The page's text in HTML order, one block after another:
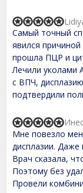
u
t
f
5
R
a
t
e
d
5
,
0
o
t
o
f
5
Самый точный
явился
прошла ПЦР и
Лечили уколами
с ВПЧ,
подтвердили
R
a
t
d
5
,
Мне повезло
дисплазии. Даже
Врач сказала,
Поэтому без
Провели